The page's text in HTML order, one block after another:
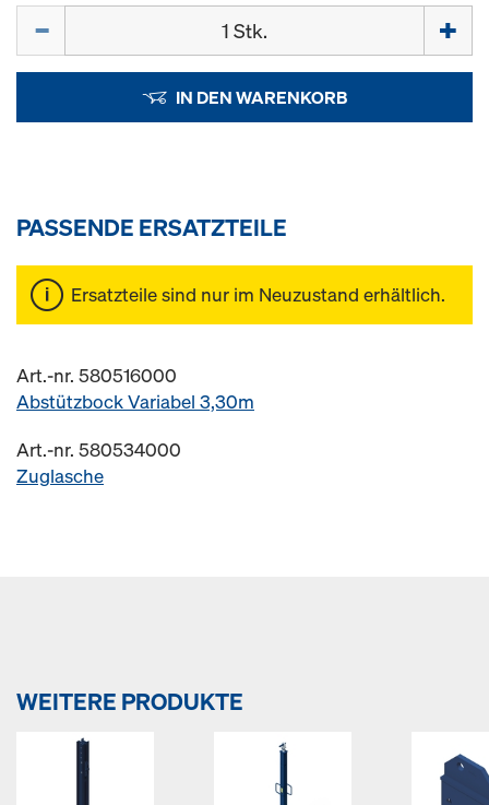
IN DEN WARENKORB
PASSENDE ERSATZTEILE
Ersatzteile sind nur im Neuzustand erhältlich.
Art.-nr. 580516000
Abstützbock Variabel 3,30m
Art.-nr. 580534000
Zuglasche
WEITERE PRODUKTE